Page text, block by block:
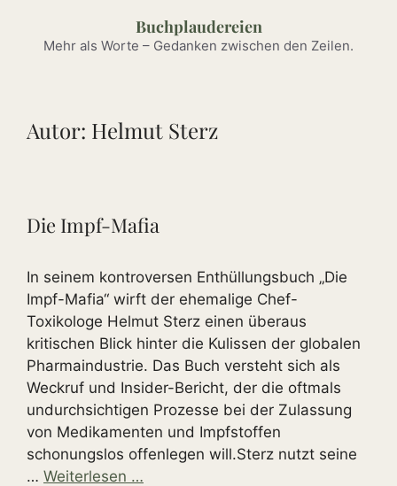
springen
Buchplaudereien
Mehr als Worte – Gedanken zwischen den Zeilen.
Autor: Helmut Sterz
Die Impf-Mafia
In seinem kontroversen Enthüllungsbuch „Die
Impf-Mafia“ wirft der ehemalige Chef-
Toxikologe Helmut Sterz einen überaus
kritischen Blick hinter die Kulissen der globalen
Pharmaindustrie. Das Buch versteht sich als
Weckruf und Insider-Bericht, der die oftmals
undurchsichtigen Prozesse bei der Zulassung
von Medikamenten und Impfstoffen
schonungslos offenlegen will.Sterz nutzt seine
… Weiterlesen …